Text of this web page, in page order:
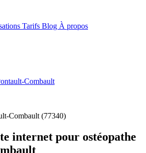
Tarifs Blog À propos
Combault
Combault (77340)
internet pour ostéopathe